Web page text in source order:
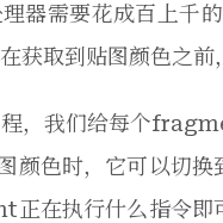
器需要花成百上千的
获取到贴图颜色之前
，我们给每个
色时，它可以切换
在执行什么指令即